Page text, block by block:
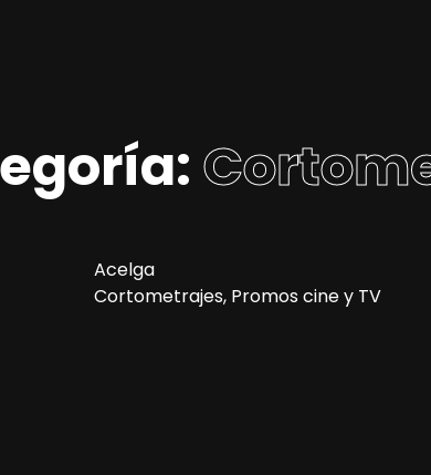
Acelga
Cortometrajes, Promos cine y TV